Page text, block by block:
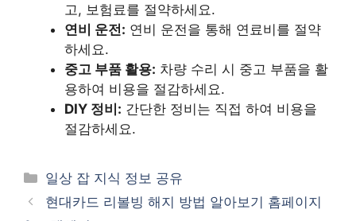
고, 보험료를 절약하세요.
연비 운전: 연비 운전을 통해 연료비를 절약
하세요.
중고 부품 활용: 차량 수리 시 중고 부품을 활
용하여 비용을 절감하세요.
DIY 정비: 간단한 정비는 직접 하여 비용을
절감하세요.
카
테
일상 잡 지식 정보 공유
현대카드 리볼빙 해지 방법 알아보기 홈페이지